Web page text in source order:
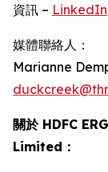
資訊 – LinkedIn
媒體聯絡人：
Marianne
關於 HDFC
Limited：